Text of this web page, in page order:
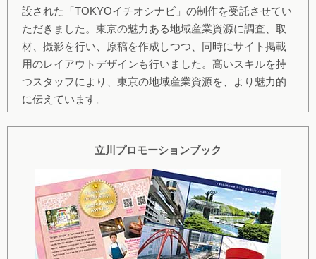
設された「TOKYOイチオシナビ」の制作を受託させてい
ただきました。東京の魅力ある地域産業資源に調査、取
材、撮影を行い、原稿を作成しつつ、同時にサイト掲載
用のレイアウトデザインも行いました。高いスキルを持
つスタッフにより、東京の地域産業資源を、より魅力的
に伝えています。
立川プロモーションブック